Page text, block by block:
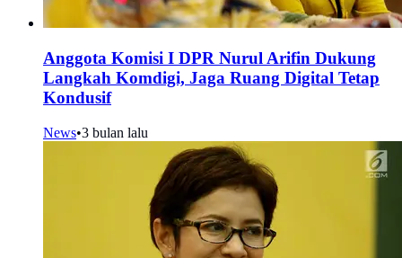
Anggota Komisi I DPR Nurul Arifin Dukung
Langkah Komdigi, Jaga Ruang Digital Tetap
Kondusif
News•3 bulan lalu